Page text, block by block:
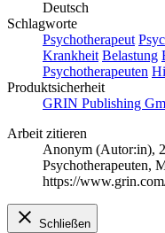
Deutsch
Schlagworte
Psychotherapeut
Krankheit Belastung
Psychotherapeuten
Produktsicherheit
GRIN Publishing
Arbeit zitieren
Anonym (Autor:in),
Psychotherapeuten,
https://
Schließen